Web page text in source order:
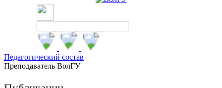
Педагогический состав
Преподаватель ВолГУ